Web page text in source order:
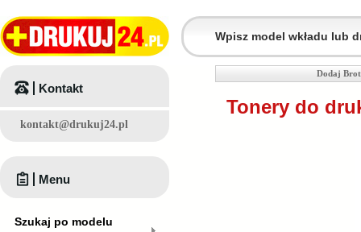
Dodaj
Tonery do
Kontakt
kontakt@drukuj24.pl
Menu
Szukaj po modelu